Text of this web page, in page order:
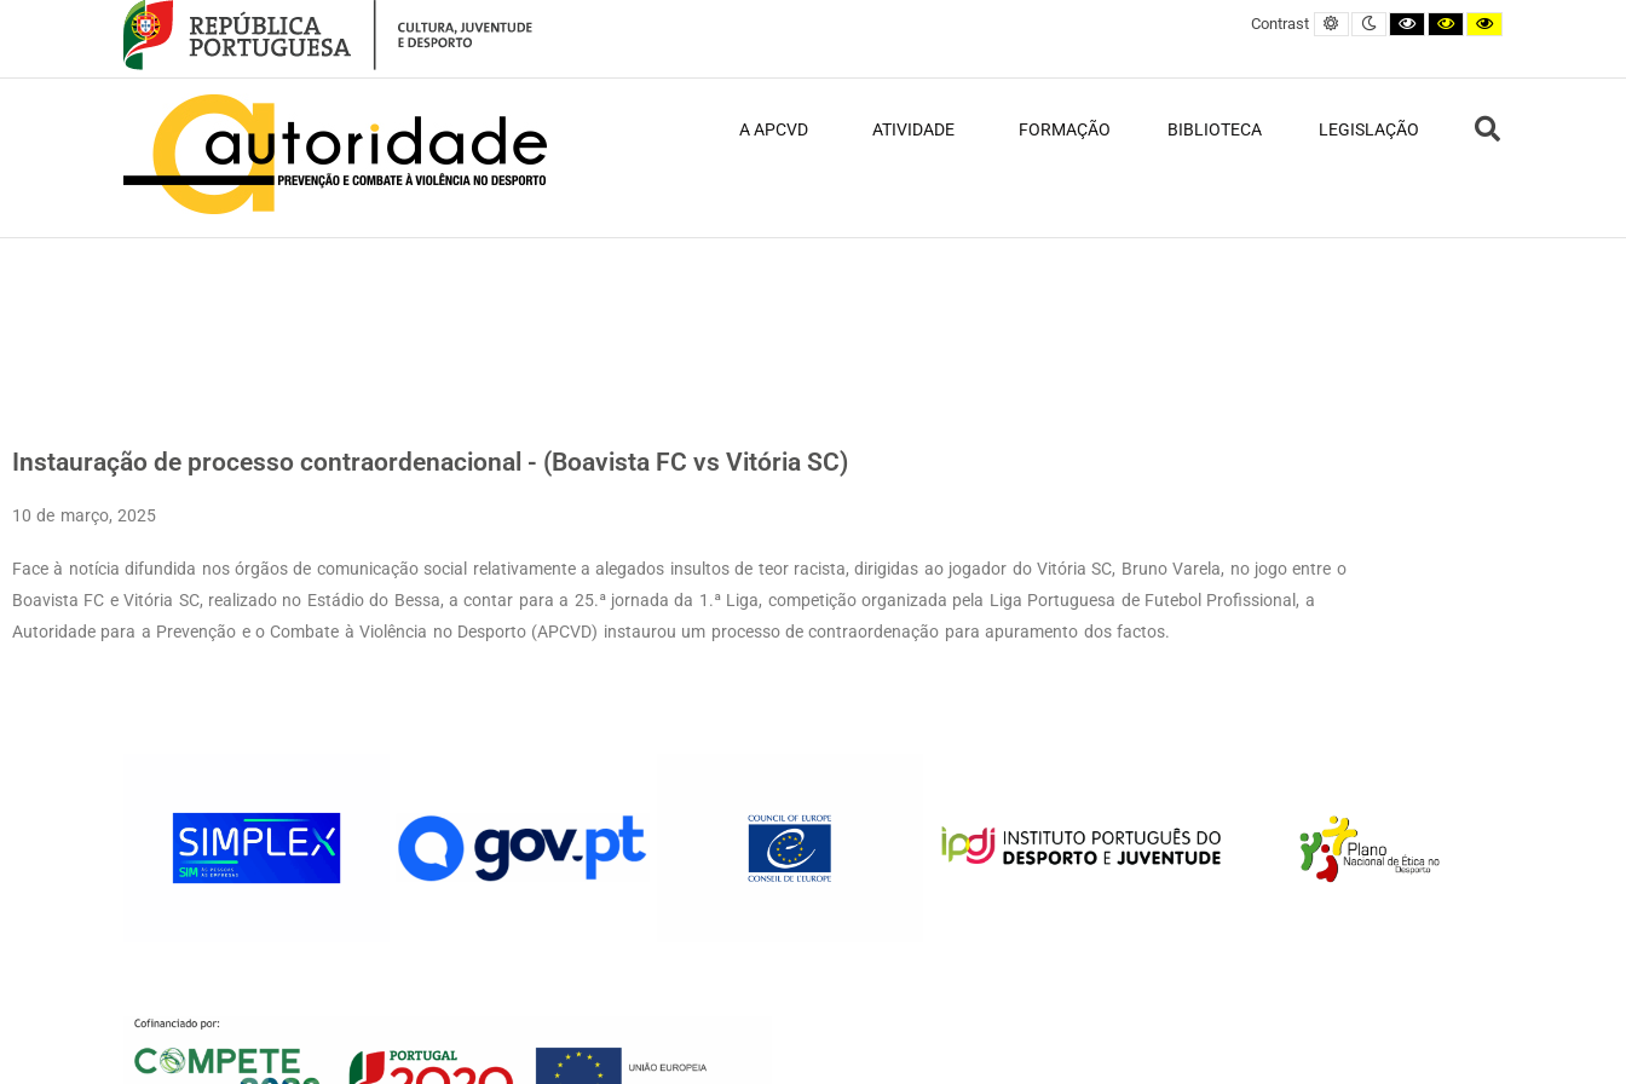
Contrast Default contrast
Night contrast
Black and White contrast
Black and Yellow
Yellow and Black
A APCVD ATIVIDADE FORMAÇÃO BIBLIOTECA LEGISLAÇÃO
Instauração de processo contraordenacional - (Boavista FC vs Vitória SC)
10 de março, 2025
Face à notícia difundida nos órgãos de comunicação social relativamente a alegados insultos de teor racista, dirigidas ao jogador do Vitória SC, Bruno Varela, no jogo entre o
Boavista FC e Vitória SC, realizado no Estádio do Bessa, a contar para a 25.ª jornada da 1.ª Liga, competição organizada pela Liga Portuguesa de Futebol Profissional, a
Autoridade para a Prevenção e o Combate à Violência no Desporto (APCVD) instaurou um processo de contraordenação para apuramento dos factos.